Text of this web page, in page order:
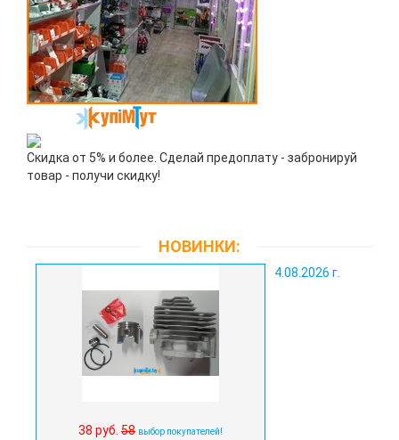
Скидка от 5% и более. Сделай предоплату - забронируй
товар - получи скидку!
НОВИНКИ:
4.08.2026 г.
38 руб. 58 выбор покупателей!